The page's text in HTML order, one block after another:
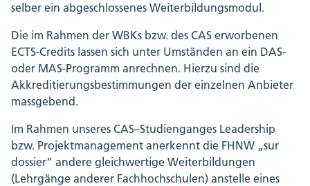
selber ein abgeschlossenes Weiterbildungsmodul.
Die im Rahmen der WBKs bzw. des CAS erworbenen
ECTS-Credits lassen sich unter Umständen an ein DAS-
oder MAS-Programm anrechnen. Hierzu sind die
Akkreditierungsbestimmungen der einzelnen Anbieter
massgebend.
Im Rahmen unseres CAS–Studienganges Leadership
bzw. Projektmanagement anerkennt die FHNW „sur
dossier“ andere gleichwertige Weiterbildungen
(Lehrgänge anderer Fachhochschulen) anstelle eines